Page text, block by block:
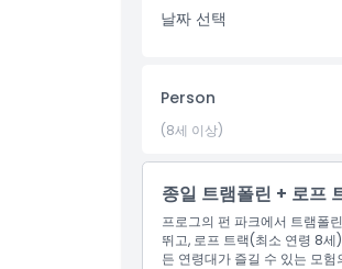
아동 성인 정책
포함되지 않는 사항
적합하지 않은 대상
날짜 선택
Person
(8세 이상)
종일 트램폴린 + 로프
프로그의 펀 파크에서 트램폴
뛰고, 로프 트랙(최소 연령 8
든 연령대가 즐길 수 있는 모